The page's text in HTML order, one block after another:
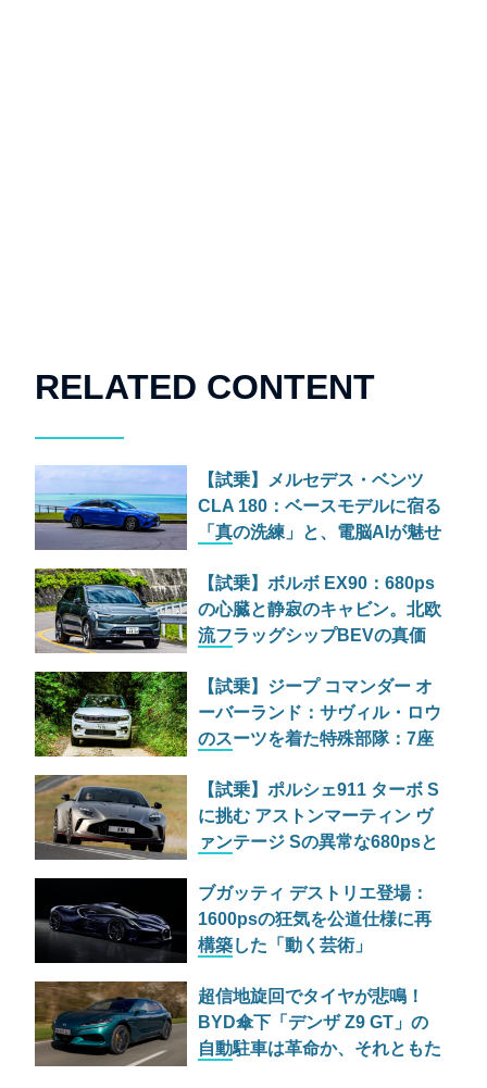
RELATED CONTENT
【試乗】メルセデス・ベンツ
CLA 180：ベースモデルに宿る
「真の洗練」と、電脳AIが魅せ
【試乗】ボルボ EX90：680ps
の心臓と静寂のキャビン。北欧
流フラッグシップBEVの真価
【試乗】ジープ コマンダー オ
ーバーランド：サヴィル・ロウ
のスーツを着た特殊部隊：7座
【試乗】ポルシェ911 ターボ S
に挑む アストンマーティン ヴ
ァンテージ Sの異常な680psと
ブガッティ デストリエ登場：
1600psの狂気を公道仕様に再
構築した「動く芸術」
超信地旋回でタイヤが悲鳴！
BYD傘下「デンザ Z9 GT」の
自動駐車は革命か、それともた